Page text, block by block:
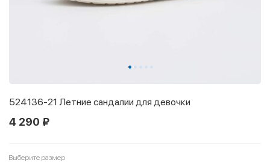
524136-21 Летние сандалии для девочки
4 290 ₽
Выберите размер